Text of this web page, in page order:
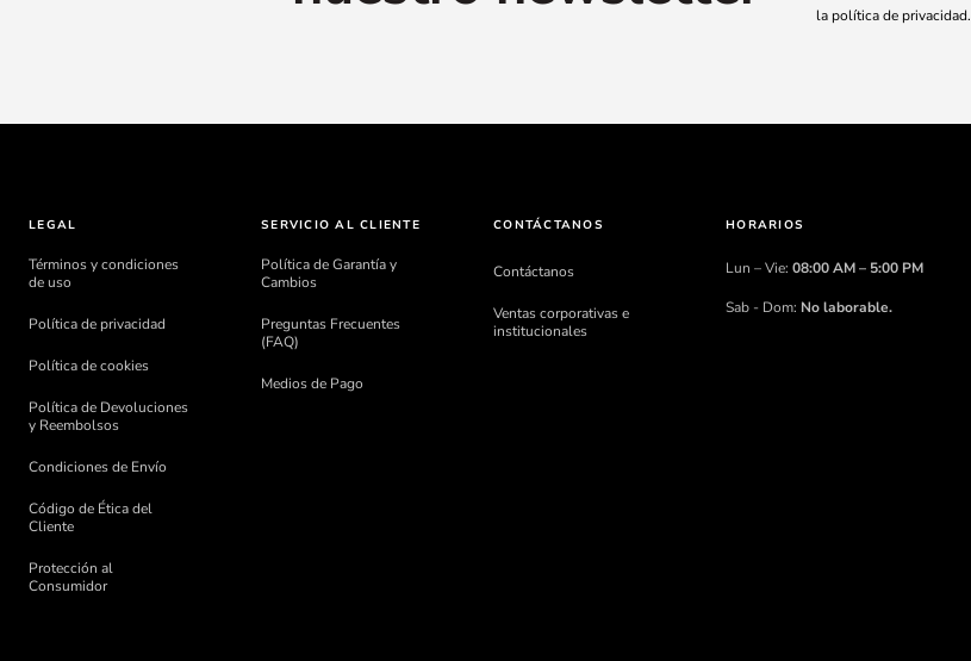
la política de privacidad.
LEGAL
Términos y condiciones
de uso
Política de privacidad
Política de cookies
Política de Devoluciones
y Reembolsos
Condiciones de Envío
Código de Ética del
Cliente
Protección al
Consumidor
SERVICIO AL CLIENTE
Política de Garantía y
Cambios
Preguntas Frecuentes
(FAQ)
Medios de Pago
CONTÁCTANOS
Contáctanos
Ventas corporativas e
institucionales
HORARIOS
Lun – Vie: 08:00 AM – 5:00 PM
Sab - Dom: No laborable.